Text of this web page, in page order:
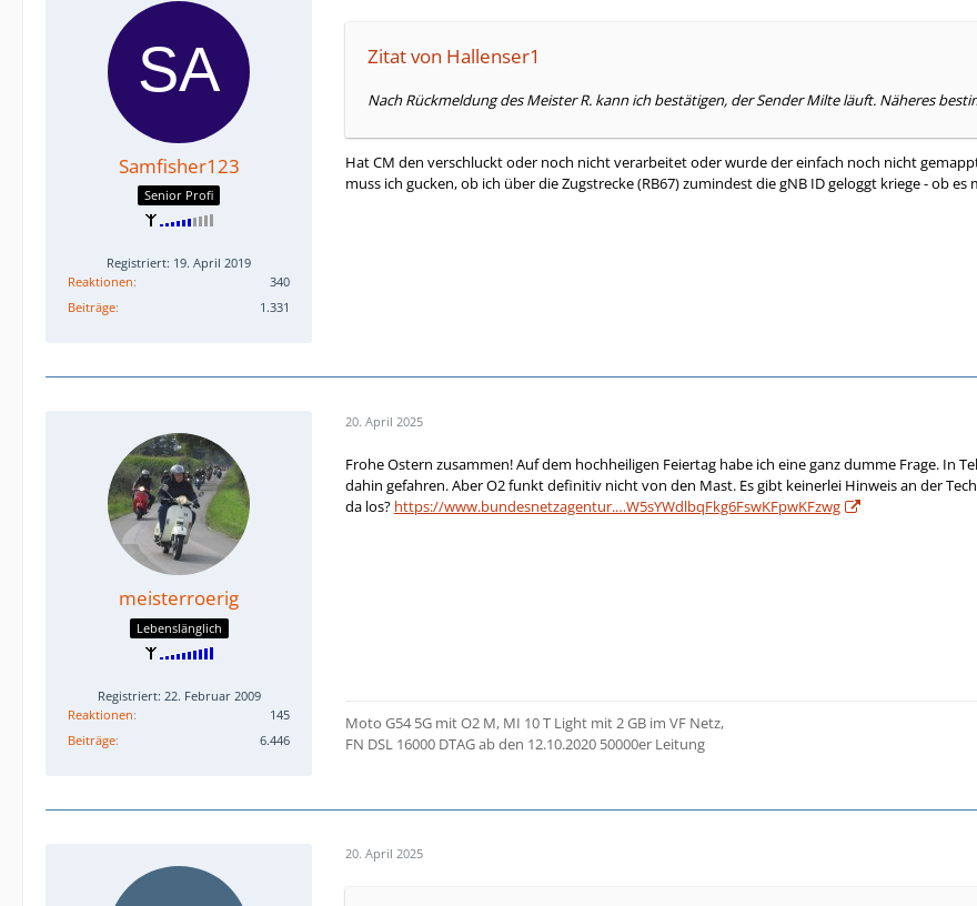
Samfisher123
Senior Profi
Registriert: 19. April 2019
Reaktionen
340
Beiträge
1.331
Zitat von Hallenser1
Nach Rückmeldung des Meister R. kann ich bestätigen, der Sender Milte läuft. Näheres
Hat CM den verschluckt oder noch nicht verarbeitet oder wurde der einfach noch nicht
muss ich gucken, ob ich über die Zugstrecke (RB67) zumindest die gNB ID geloggt kriege - ob
meisterroerig
Lebenslänglich
Registriert: 22. Februar 2009
Reaktionen
145
Beiträge
6.446
20. April 2025
Frohe Ostern zusammen! Auf dem hochheiligen Feiertag habe ich eine ganz dumme Frage. In
dahin gefahren. Aber O2 funkt definitiv nicht von den Mast. Es gibt keinerlei Hinweis an der
da los? https://www.bundesnetzagentur.…W5sYWdlbqFkg6FswKFpwKFzwg
Moto G54 5G mit O2 M, MI 10 T Light mit 2 GB im VF Netz,
FN DSL 16000 DTAG ab den 12.10.2020 50000er Leitung
20. April 2025